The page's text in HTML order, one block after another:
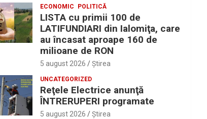
ECONOMIC POLITICĂ
LISTA cu primii 100 de
LATIFUNDIARI din Ialomiţa, care
au încasat aproape 160 de
milioane de RON
5 august 2026 Ştirea
UNCATEGORIZED
Reţele Electrice anunţă
ÎNTRERUPERI programate
5 august 2026 Ştirea